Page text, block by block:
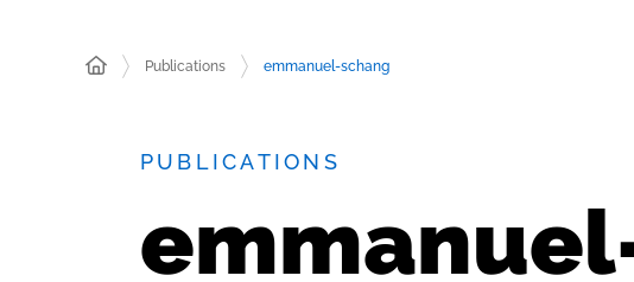
Publications emmanuel-schang
PUBLICATIONS